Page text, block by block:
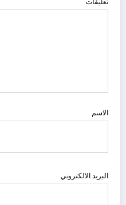
الاسم
البريد الالكتروني